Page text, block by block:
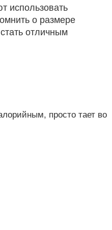
использовать
о размере
отличным
просто тает во